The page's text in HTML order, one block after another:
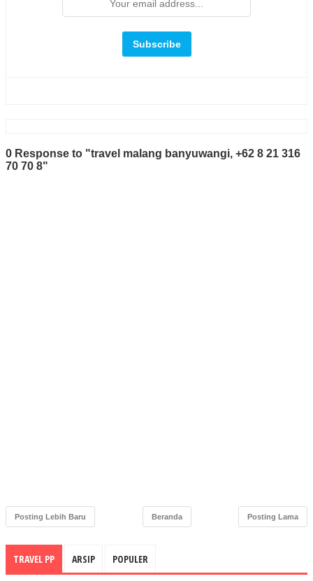
0 Response to "travel malang banyuwangi, +62 8 21 316
70 70 8"
Posting Lebih Baru Posting Lama
Beranda
TRAVEL PP ARSIP POPULER